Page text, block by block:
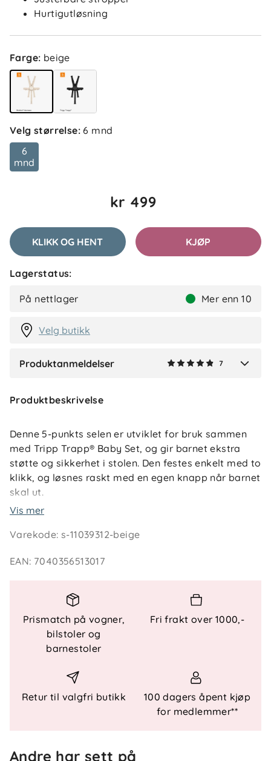
Hurtigutløsning
Farge: beige
Velg størrelse:6 mnd
6
mnd
kr 499
KLIKK OG HENT KJØP
Lagerstatus:
På nettlager Mer enn 10
Velg butikk
Produktanmeldelser 7
NH
LD Line D
2 måneder siden
KW
Produktbeskrivelse
Denne 5-punkts selen er utviklet for bruk sammen
med Tripp Trapp® Baby Set, og gir barnet ekstra
støtte og sikkerhet i stolen. Den festes enkelt med to
klikk, og løsnes raskt med en egen knapp når barnet
skal ut.
materialene er valgt for å tåle daglig bruk. Selen er
Spesielle funksjoner
- Festes med to klikk
- Hurtigutløsende knapp
- Justerbare stropper
- 100 % polypropylen
Sikkerhet og standarder
Vis mer
Varekode:s-11039312-beige
EAN: 7040356513017
Prismatch på vogner,
bilstoler og
barnestoler
Fri frakt over 1000,-
Retur til valgfri butikk
100 dagers åpent kjøp
for medlemmer**
Andre har sett på